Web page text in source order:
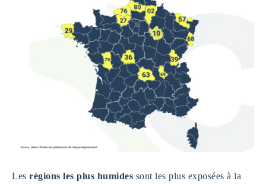
Les régions les plus humides sont les plus exposées à la